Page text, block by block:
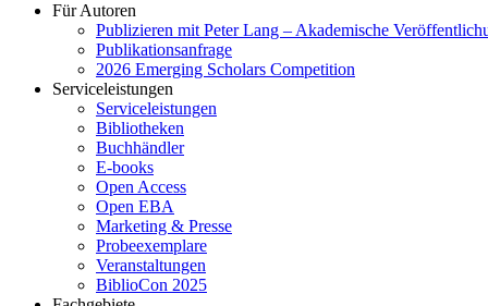
Für Autoren
Publizieren mit Peter Lang – Akademische
Publikationsanfrage
2026 Emerging Scholars Competition
Serviceleistungen
Serviceleistungen
Bibliotheken
Buchhändler
E-books
Open Access
Open EBA
Marketing & Presse
Probeexemplare
Veranstaltungen
BiblioCon 2025